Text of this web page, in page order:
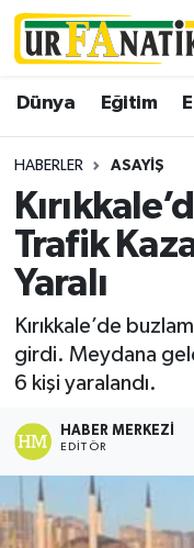
Dünya Eğitim
HABERLER ASAYIŞ
Trafik
Yaralı
Kırıkkale’de
girdi. Meydana
6 kişi yaralandı.
HABER MERKEZI
EDITÖR
Trafik Durumu
Süper Lig Puan
Tüm Manşetler
Haber Arşivi